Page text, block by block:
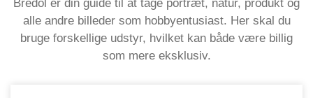
Bredol er din guide til at tage portræt, natur, produkt og
alle andre billeder som hobbyentusiast. Her skal du
bruge forskellige udstyr, hvilket kan både være billig
som mere eksklusiv.